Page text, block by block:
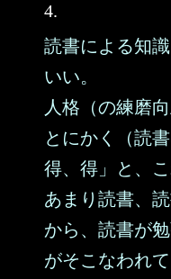
4.
読書による知
いい。
人格（の練磨
とにかく（読
得、得」と、こ
あまり読書、
から、読書が
がそこなわれて